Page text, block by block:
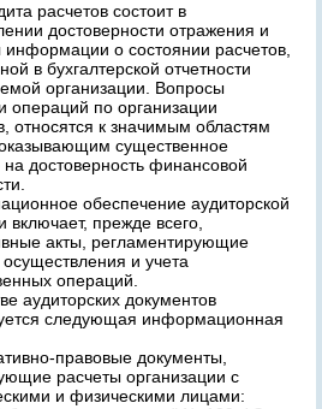
расчетов состоит в
достоверности отражения и
информации о состоянии расчетов,
в бухгалтерской отчетности
организации. Вопросы
операций по организации
относятся к значимым областям
существенное
на достоверность финансовой
обеспечение аудиторской
включает, прежде всего,
акты, регламентирующие
и учета
операций.
аудиторских документов
следующая информационная
правовые документы,
расчеты организации с
и физическими лицами: